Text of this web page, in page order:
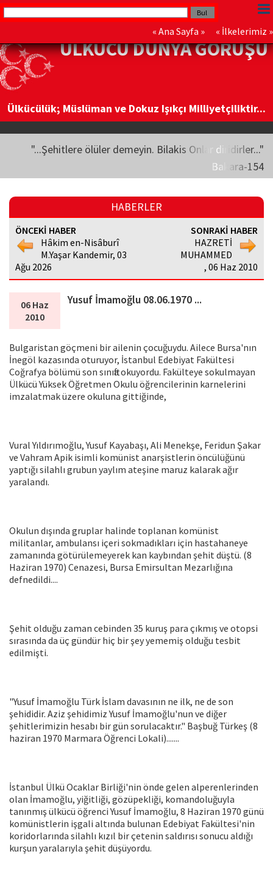
« Ana Sayfa » « İlkelerimiz »
ÜLKÜCÜ DÜNYA GÖRÜŞÜ
Ülkücülük; Müslüman ve Dokuz Işıkçı Milliyetçiliktir...
"...Şehitlere ölüler demeyin. Bilakis Onlar diridirler..."
Bakara-154
HABERLER
ÖNCEKİ HABER
Hâkim en-Nisâburî
M.Yaşar Kandemir, 03
Ağu 2026
SONRAKİ HABER
HAZRETİ
MUHAMMED
, 06 Haz 2010
06 Haz
2010
Yusuf İmamoğlu 08.06.1970 ...
Bulgaristan göçmeni bir ailenin çocuğuydu. Ailece Bursa'nın
İnegöl kazasında oturuyor, İstanbul Edebiyat Fakültesi
Coğrafya bölümü son sınıfta okuyordu. Fakülteye sokulmayan
Ülkücü Yüksek Öğretmen Okulu öğrencilerinin karnelerini
imzalatmak üzere okuluna gittiğinde,
Vural Yıldırımoğlu, Yusuf Kayabaşı, Ali Menekşe, Feridun Şakar
ve Vahram Apik isimli komünist anarşistlerin öncülüğünü
yaptığı silahlı grubun yaylım ateşine maruz kalarak ağır
yaralandı.
Okulun dışında gruplar halinde toplanan komünist
militanlar, ambulansı içeri sokmadıkları için hastahaneye
zamanında götürülemeyerek kan kaybından şehit düştü. (8
Haziran 1970) Cenazesi, Bursa Emirsultan Mezarlığına
defnedildi....
Şehit olduğu zaman cebinden 35 kuruş para çıkmış ve otopsi
sırasında da üç gündür hiç bir şey yememiş olduğu tesbit
edilmişti.
"Yusuf İmamoğlu Türk İslam davasının ne ilk, ne de son
şehididir. Aziz şehidimiz Yusuf İmamoğlu'nun ve diğer
şehitlerimizin hesabı bir gün sorulacaktır." Başbuğ Türkeş (8
haziran 1970 Marmara Öğrenci Lokali).......
İstanbul Ülkü Ocaklar Birliği'nin önde gelen alperenlerinden
olan İmamoğlu, yiğitliği, gözüpekliği, komandoluğuyla
tanınmış ülkücü öğrenci Yusuf İmamoğlu, 8 Haziran 1970 günü
komünistlerin işgali altında bulunan Edebiyat Fakültesi'nin
koridorlarında silahlı kızıl bir çetenin saldırısı sonucu aldığı
kurşun yaralarıyla şehit düşüyordu.